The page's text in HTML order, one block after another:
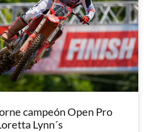
campeón Open Pro
Lynn´s